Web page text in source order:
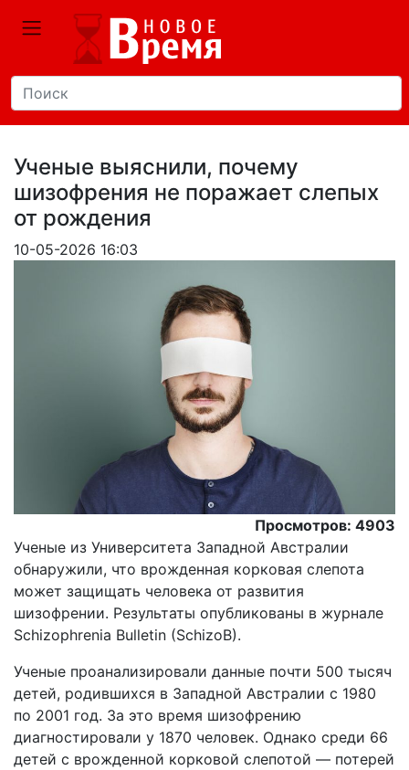
Ученые выяснили, почему
шизофрения не поражает слепых
от рождения
10-05-2026 16:03
Просмотров: 4903
Ученые из Университета Западной Австралии
обнаружили, что врожденная корковая слепота
может защищать человека от развития
шизофрении. Результаты опубликованы в журнале
Schizophrenia Bulletin (SchizoB).
Ученые проанализировали данные почти 500 тысяч
детей, родившихся в Западной Австралии с 1980
по 2001 год. За это время шизофрению
диагностировали у 1870 человек. Однако среди 66
детей с врожденной корковой слепотой — потерей